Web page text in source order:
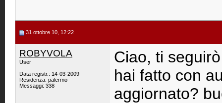
31 ottobre 10, 12:22
ROBYVOLA
User
Data registr.: 14-03-2009
Residenza: palermo
Messaggi: 338
Ciao, ti
hai fatto con
aggiornato?